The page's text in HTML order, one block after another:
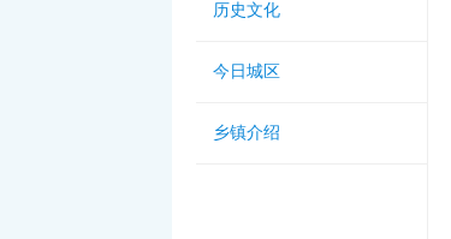
历史文化
今日城区
乡镇介绍